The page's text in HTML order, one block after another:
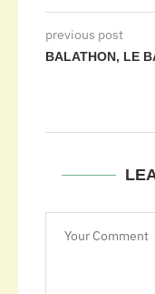
previous post
BALATHON, LE